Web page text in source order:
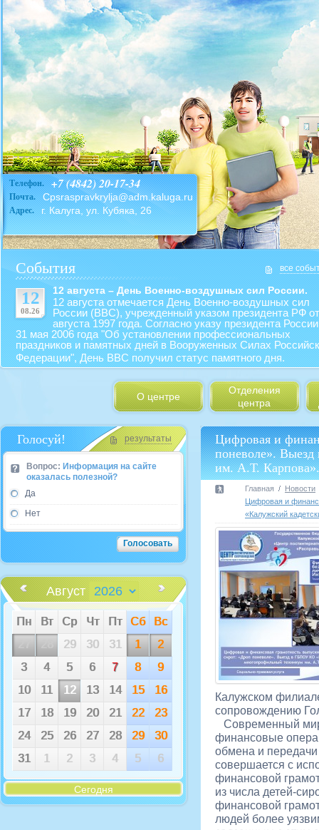
Телефон. +7 (4842) 20-17-34
Почта. Cpsraspravkrylja@adm.kaluga.ru
Адрес. г. Калуга, ул. Кубяка, 26
все
События
12
08.26
12 августа – День Военно-воздушных сил России.
12 августа отмечается День Военно-воздушных сил
России (ВВС), учрежденный указом президента РФ
августа 1997 года. Согласно указу президента
31 мая 2006 года "Об установлении профессиональных
праздников и памятных дней в Вооруженных Силах
Федерации", День ВВС получил статус памятного дня.
О центре
Отделения
центра
результаты
Голосуй!
Вопрос: Информация на сайте
оказалась полезной?
Да
Нет
Август
Пн Вт Ср Чт Пт Сб
Вс
29 30 31 1
2
3
4 5 6 7 8
9
10
11 12 13 14 15
16
17
18 19 20 21 22
23
24
25 26 27 28 29
30
31
1 2 3 4 5 6
Сегодня
Цифровая и
поневоле».
им. А.Т. Карпова».
Главная
Новости
Цифровая и
«Калужский
Калужском
сопровождению
Современный мир
финансовые
обмена и
совершается с
финансовой
из числа детей-
финансовой
людей более